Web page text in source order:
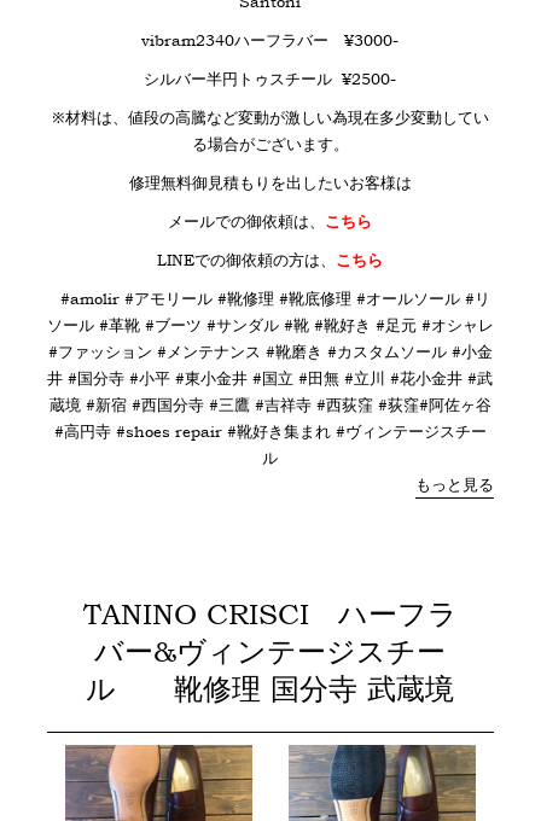
vibram2340ハーフラバー ¥3000-
シルバー半円トゥスチール ¥2500-
※材料は、値段の高騰など変動が激しい為現在多少変動してい
る場合がございます。
修理無料御見積もりを出したいお客様は
メールでの御依頼は、 こちら
LINEでの御依頼の方は、 こちら
#amolir #アモリール #靴修理 #靴底修理 #オールソール #リ
ソール #革靴 #ブーツ #サンダル #靴 #靴好き #足元 #オシャレ
#ファッション #メンテナンス #靴磨き #カスタムソール #小金
井 #国分寺 #小平 #東小金井 #国立 #田無 #立川 #花小金井 #武
蔵境 #新宿 #西国分寺 #三鷹 #吉祥寺 #西荻窪 #荻窪#阿佐ヶ谷
#高円寺 #shoes repair #靴好き集まれ #ヴィンテージスチー
ル
もっと見る
TANINO CRISCI ハーフラ
バー&ヴィンテージスチー
ル 靴修理 国分寺 武蔵境